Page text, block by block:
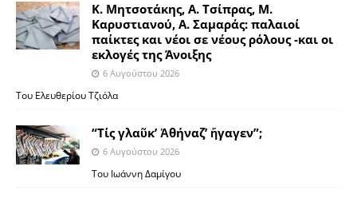
Κ. Μητσοτάκης, Α. Τσίπρας, Μ.
Καρυστιανού, Α. Σαμαράς: παλαιοί
παίκτες και νέοι σε νέους ρόλους -και οι
εκλογές της Άνοιξης
6 Αυγούστου 2026
Του Ελευθερίου Τζιόλα
“Τίς γλαῦκ’ Ἀθήναζ’ ἤγαγεν”;
6 Αυγούστου 2026
Του Ιωάννη Δαμίγου